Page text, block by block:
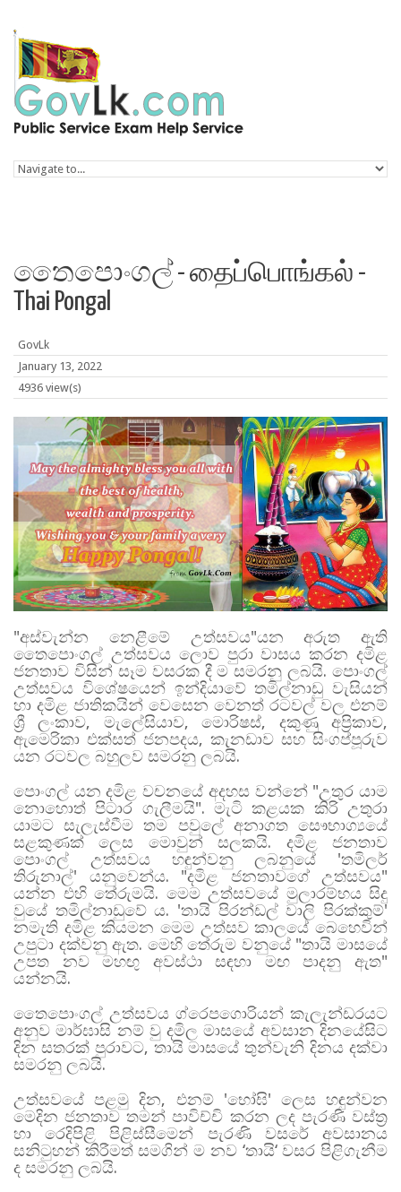
තෛපොංගල් - தைப்பொங்கல் -
Thai Pongal
GovLk
January 13, 2022
4936 view(s)
"අස්වැන්න නෙළීමේ උත්සවය"යන අරුත ඇති
තෛපොංගල් උත්සවය ලොව පුරා වාසය කරන දමිළ
ජනතාව විසින් සෑම වසරක දී ම සමරනු ලබයි. පොංගල්
උත්සවය විශේෂයෙන් ඉන්දියාවේ තමිල්නාඩු වැසියන්
හා දමිළ ජාතිකයින් වෙසෙන වෙනත් රටවල් වල එනම්
ශ්‍රී ලංකාව, මැලේසියාව, මොරිෂස්, දකුණු අප්‍රිකාව,
ඇමෙරිකා එක්සත් ජනපදය, කැනඩාව සහ සිංගප්පූරුව
යන රටවල බහුලව සමරනු ලබයි.
පොංගල් යන දමිළ වචනයේ අදහස වන්නේ "උතුර යාම
නොහොත් පිටාර ගැලීමයි". මැටි කළයක කිරි උතුරා
යාමට සැලැස්වීම තම පවුලේ අනාගත සෞභාග්‍යයේ
සළකුණක් ලෙස මොවුන් සලකයි. දමිළ ජනතාව
පොංගල් උත්සවය හඳුන්වනු ලබනුයේ 'තමිලර්
තිරුනාල්' යනුවෙන්ය. "දමිළ ජනතාවගේ උත්සවය"
යන්න එහි තේරුමයි. මෙම උත්සවයේ මුලාරම්භය සිදු
වුයේ තමිල්නාඩුවේ ය. 'තායි පිරන්ඩල් වාලි පිරක්කුම්'
නමැති දමිළ කියමන මෙම උත්සව කාලයේ බෙහෙවින්
උපුටා දක්වනු ඇත. මෙහි තේරුම වනුයේ "තායි මාසයේ
උපත නව මහඟු අවස්ථා සඳහා මඟ පාදනු ඇත"
යන්නයි.
තෛපොංගල් උත්සවය ග්රෙපගොරියන් කැලැන්ඩරයට
අනුව මාර්ඝාසි නම් වු දමිල මාසයේ අවසාන දිනයේසිට
දින සතරක් පුරාවට, තායි මාසයේ තුන්වැනි දිනය දක්වා
සමරනු ලබයි.
උත්සවයේ පළමු දින, එනම් 'භෝඝි' ලෙස හඳුන්වන
මෙදින ජනතාව තමන් පාවිච්චි කරන ලද පැරණි වස්ත්‍ර
හා රෙදිපිළි පිළිස්සීමෙන් පැරණි වසරේ අවසානය
සනිටුහන් කිරීමත් සමගින් ම නව ‘තායි‘ වසර පිළිගැනීම
ද සමරනු ලබයි.